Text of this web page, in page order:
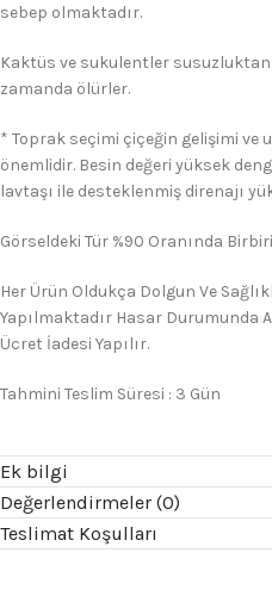
sebep olmaktadır.
Kaktüs ve sukulentler susuzluktan
zamanda ölürler.
* Toprak seçimi çiçeğin gelişimi ve
önemlidir. Besin değeri yüksek
lavtaşı ile desteklenmiş direnajı
Görseldeki Tür %90 Oranında
Her Ürün Oldukça Dolgun Ve
Yapılmaktadır Hasar Durumunda
Ücret İadesi Yapılır.
Tahmini Teslim Süresi : 3 Gün
Ek bilgi
Değerlendirmeler (0)
Teslimat Koşulları